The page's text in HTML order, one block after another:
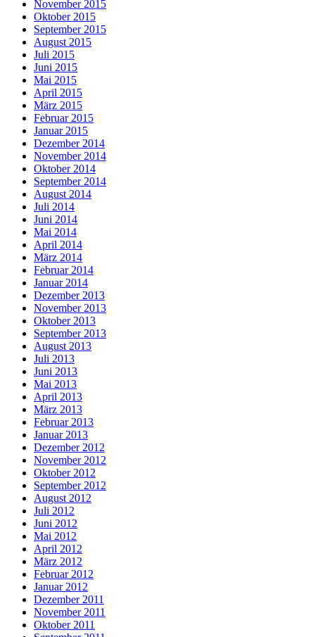
November 2015
Oktober 2015
September 2015
August 2015
Juli 2015
Juni 2015
Mai 2015
April 2015
März 2015
Februar 2015
Januar 2015
Dezember 2014
November 2014
Oktober 2014
September 2014
August 2014
Juli 2014
Juni 2014
Mai 2014
April 2014
März 2014
Februar 2014
Januar 2014
Dezember 2013
November 2013
Oktober 2013
September 2013
August 2013
Juli 2013
Juni 2013
Mai 2013
April 2013
März 2013
Februar 2013
Januar 2013
Dezember 2012
November 2012
Oktober 2012
September 2012
August 2012
Juli 2012
Juni 2012
Mai 2012
April 2012
März 2012
Februar 2012
Januar 2012
Dezember 2011
November 2011
Oktober 2011